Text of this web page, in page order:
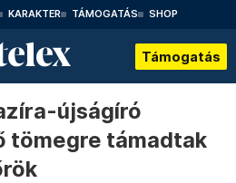
KARAKTER TÁMOGATÁS SHOP
Támogatás
újságíró
tömegre támadtak